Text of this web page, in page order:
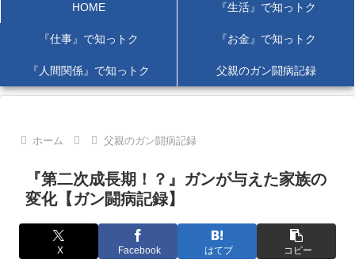
HOME 『生活』で知っトク
『仕事』で知っトク 『お金』で知っトク
『人間関係』で知っトク 父親のガン闘病記録
ホーム 父親のガン闘病記録
『第二次成長期！？』ガンが与えた家族の
変化【ガン闘病記録】
X Facebook はてブ コピー